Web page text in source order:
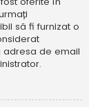
să fi furnizat o
adresa de email